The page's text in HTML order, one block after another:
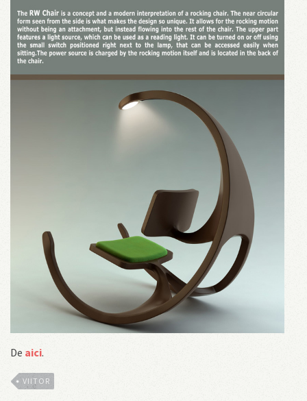
De aici.
VIITOR